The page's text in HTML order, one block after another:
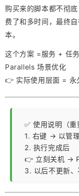
购买来的脚本都不彻
费了和多时间，最终
本。
这个方案 =服务 + 任
Parallels 场景优化
👉 实际使用层面 = 永
✅ 使用说明（重
1. 右键 → 以管
2. 执行完成后
👉 立刻关机 →
3. 以后不更新